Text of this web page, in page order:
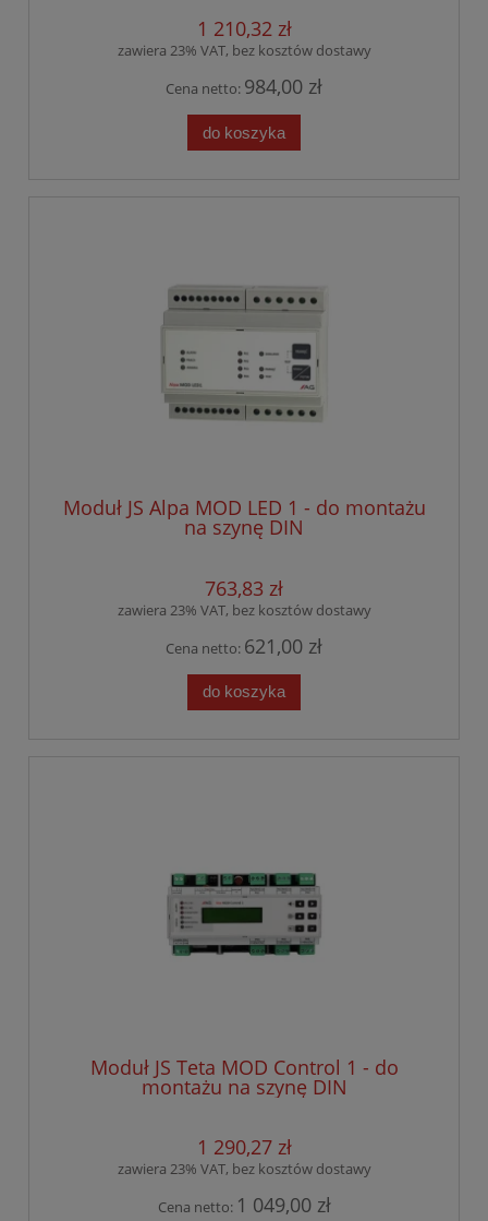
1 210,32 zł
zawiera 23% VAT, bez kosztów dostawy
Cena netto: 984,00 zł
do koszyka
Moduł JS Alpa MOD LED 1 - do montażu
na szynę DIN
763,83 zł
zawiera 23% VAT, bez kosztów dostawy
Cena netto: 621,00 zł
do koszyka
Moduł JS Teta MOD Control 1 - do
montażu na szynę DIN
1 290,27 zł
zawiera 23% VAT, bez kosztów dostawy
Cena netto: 1 049,00 zł